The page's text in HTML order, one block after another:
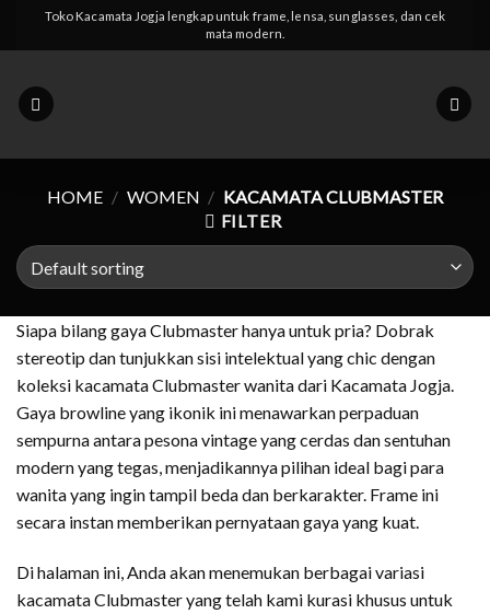
Toko Kacamata Jogja lengkap untuk frame, lensa, sunglasses, dan cek
mata modern.
HOME / WOMEN / KACAMATA CLUBMASTER
FILTER
Siapa bilang gaya Clubmaster hanya untuk pria? Dobrak
stereotip dan tunjukkan sisi intelektual yang chic dengan
koleksi kacamata Clubmaster wanita dari Kacamata Jogja.
Gaya browline yang ikonik ini menawarkan perpaduan
sempurna antara pesona vintage yang cerdas dan sentuhan
modern yang tegas, menjadikannya pilihan ideal bagi para
wanita yang ingin tampil beda dan berkarakter. Frame ini
secara instan memberikan pernyataan gaya yang kuat.
Di halaman ini, Anda akan menemukan berbagai variasi
kacamata Clubmaster yang telah kami kurasi khusus untuk